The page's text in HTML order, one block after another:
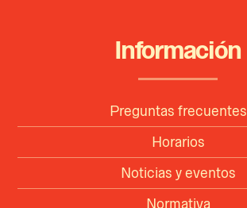
Información
Preguntas frecuentes
Horarios
Noticias y eventos
Normativa